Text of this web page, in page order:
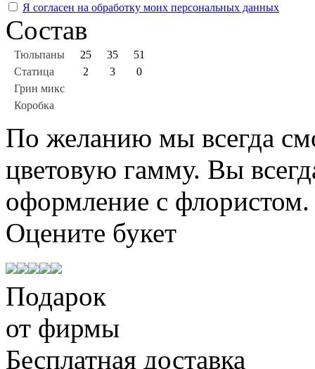
Я согласен на обработку моих персональных данных
Состав
Тюльпаны 25 35
51
Статица
2 3
0
Грин микс
Коробка
По желанию мы всегда
цветовую гамму. Вы
оформление с флористом.
Оцените букет
Подарок
от фирмы
Бесплатная доставка